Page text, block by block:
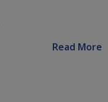
Read More